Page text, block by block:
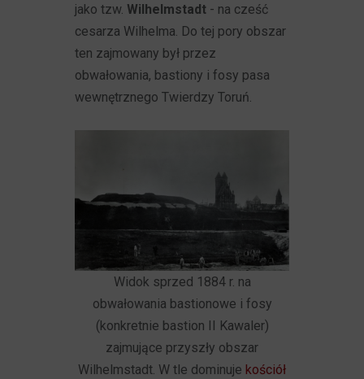
jako tzw. Wilhelmstadt - na cześć
cesarza Wilhelma. Do tej pory obszar
ten zajmowany był przez
obwałowania, bastiony i fosy pasa
wewnętrznego Twierdzy Toruń.
Widok sprzed 1884 r. na
obwałowania bastionowe i fosy
(konkretnie bastion II Kawaler)
zajmujące przyszły obszar
Wilhelmstadt. W tle dominuje kościół